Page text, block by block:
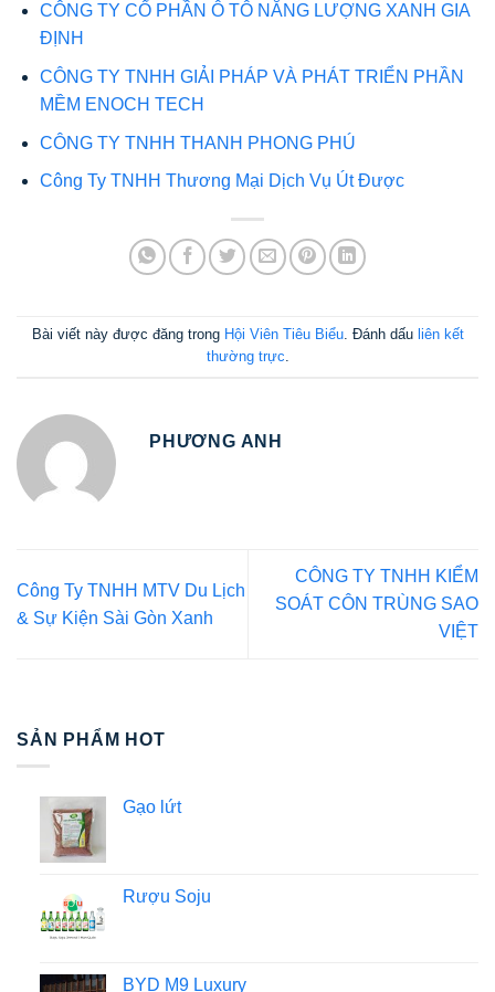
CÔNG TY CỔ PHẦN Ô TÔ NĂNG LƯỢNG XANH GIA
ĐỊNH
CÔNG TY TNHH GIẢI PHÁP VÀ PHÁT TRIỂN PHẦN
MỀM ENOCH TECH
CÔNG TY TNHH THANH PHONG PHÚ
Công Ty TNHH Thương Mại Dịch Vụ Út Được
Bài viết này được đăng trong Hội Viên Tiêu Biểu. Đánh dấu liên kết
thường trực.
PHƯƠNG ANH
Công Ty TNHH MTV Du Lịch
& Sự Kiện Sài Gòn Xanh
CÔNG TY TNHH KIỂM
SOÁT CÔN TRÙNG SAO
VIỆT
SẢN PHẨM HOT
Gạo lứt
Rượu Soju
BYD M9 Luxury